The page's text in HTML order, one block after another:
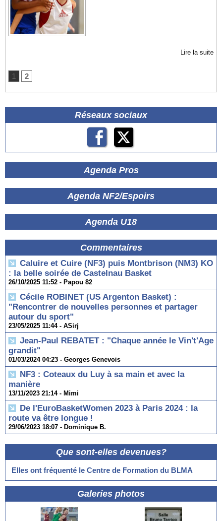
Réseaux sociaux
Agenda Pros
Agenda NF2/Espoirs
Agenda U18
Commentaires
Caluire et Cuire (NF3) puis Montbrison (NM3) KO
: la belle soirée de Castelnau Basket
26/10/2025 11:52 - Papou 82
Cécile ROBINET (US Argenton Basket) :
"Rencontrer de nouvelles personnes et partager
autour du sport"
23/05/2025 11:44 - ASirj
Jean-Paul REBATET : "Chaque année le Vin't'Age
grandit"
01/03/2024 04:23 - Georges Genevois
NF3 : Coteaux du Luy à sa main et avec la
manière
13/11/2023 21:14 - Mimi
De l'EuroBasketWomen 2023 à Paris 2024 : la
route va être longue !
29/06/2023 18:07 - Dominique B.
Lire la suite
1 2
Que sont-elles devenues?
Elles ont fréquenté le Centre de Formation du BLMA
Galeries photos